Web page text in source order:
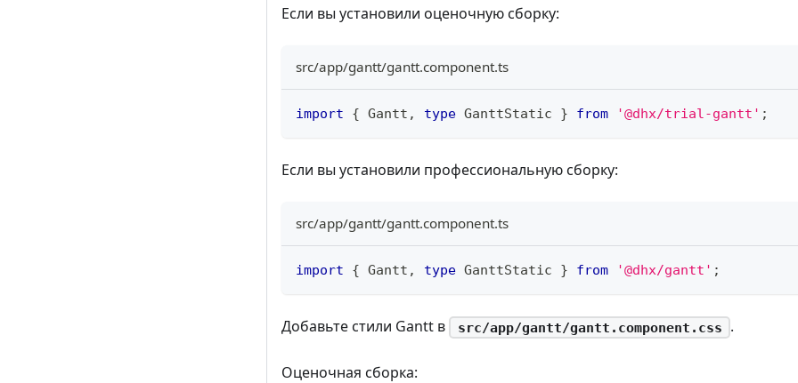
Если вы установили оценочную сборку:
src/app/gantt/gantt.component.ts
import { Gantt , type GanttStatic } from '@dhx/trial-gantt' ;
Если вы установили профессиональную сборку:
src/app/gantt/gantt.component.ts
import { Gantt , type GanttStatic } from '@dhx/gantt' ;
Добавьте стили Gantt в src/app/gantt/gantt.component.css .
Оценочная сборка: